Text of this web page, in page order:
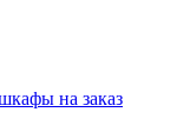
на заказ